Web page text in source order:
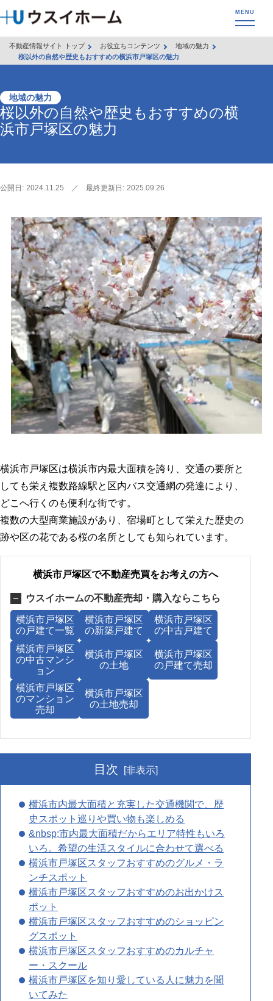
不動産情報サイト トップ お役立ちコンテンツ
地域の魅力
桜以外の自然や歴史もおすすめの横浜市戸塚区の魅力
地域の魅力
桜以外の自然や歴史もおすすめの横
浜市戸塚区の魅力
公開日: 2024.11.25 ／ 最終更新日: 2025.09.26
横浜市戸塚区は横浜市内最大面積を誇り、交通の要所と
しても栄え複数路線駅と区内バス交通網の発達により、
どこへ行くのも便利な街です。
複数の大型商業施設があり、宿場町として栄えた歴史の
跡や区の花である桜の名所としても知られています。
横浜市戸塚区で不動産売買をお考えの方へ
ウスイホームの不動産売却・購入ならこちら
横浜市戸塚区
の戸建て一覧
横浜市戸塚区
の新築戸建て
横浜市戸塚区
の中古戸建て
横浜市戸塚区
の中古マンシ
ョン
横浜市戸塚区
の土地
横浜市戸塚区
の戸建て売却
横浜市戸塚区
のマンション
売却
横浜市戸塚区
の土地売却
目次 [非表示]
横浜市内最大面積と充実した交通機関で、歴
史スポット巡りや買い物も楽しめる
&nbsp;市内最大面積だからエリア特性もいろ
いろ。希望の生活スタイルに合わせて選べる
横浜市戸塚区スタッフおすすめのグルメ・ラ
ンチスポット
横浜市戸塚区スタッフおすすめのお出かけス
ポット
横浜市戸塚区スタッフおすすめのショッピン
グスポット
横浜市戸塚区スタッフおすすめのカルチャ
ー・スクール
横浜市戸塚区を知り愛している人に魅力を聞
いてみた